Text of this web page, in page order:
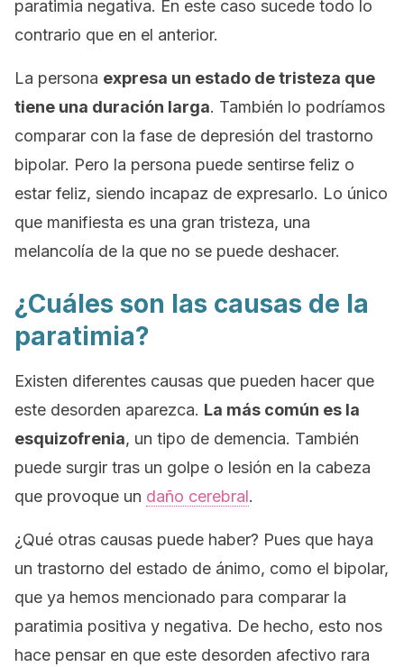
paratimia negativa. En este caso sucede todo lo
contrario que en el anterior.
La persona expresa un estado de tristeza que
tiene una duración larga. También lo podríamos
comparar con la fase de depresión del trastorno
bipolar. Pero la persona puede sentirse feliz o
estar feliz, siendo incapaz de expresarlo. Lo único
que manifiesta es una gran tristeza, una
melancolía de la que no se puede deshacer.
¿Cuáles son las causas de la
paratimia?
Existen diferentes causas que pueden hacer que
este desorden aparezca. La más común es la
esquizofrenia, un tipo de demencia. También
puede surgir tras un golpe o lesión en la cabeza
que provoque un daño cerebral.
¿Qué otras causas puede haber? Pues que haya
un trastorno del estado de ánimo, como el bipolar,
que ya hemos mencionado para comparar la
paratimia positiva y negativa. De hecho, esto nos
hace pensar en que este desorden afectivo rara